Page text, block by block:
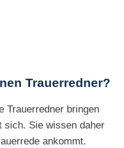
Trauerredner?
Trauerredner bringen
sich. Sie wissen daher
ankommt.